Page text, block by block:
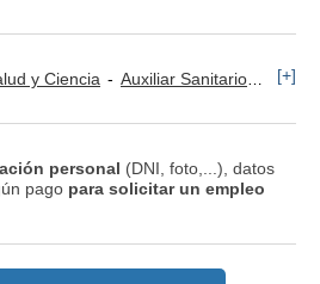
y Ciencia Auxiliar Sanitario [+]
personal (DNI, foto,...), datos
pago para solicitar un empleo